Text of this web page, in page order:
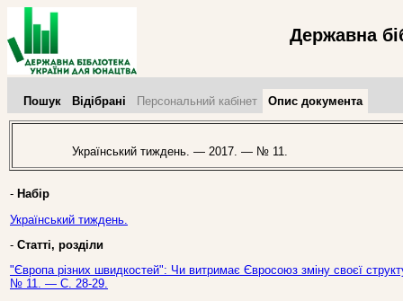
Державна
Пошук Відібрані Персональний кабінет Опис документа
Український тиждень. — 2017. — № 11.
- Набір
Український тиждень.
- Статті, розділи
"Європа різних швидкостей": Чи витримає Євросоюз зміну своєї
№ 11. — С. 28-29.